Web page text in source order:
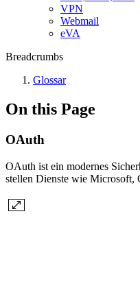
VPN
Webmail
eVA
Breadcrumbs
Glossar
On this Page
OAuth
OAuth ist ein modernes
stellen Dienste wie Microsoft,